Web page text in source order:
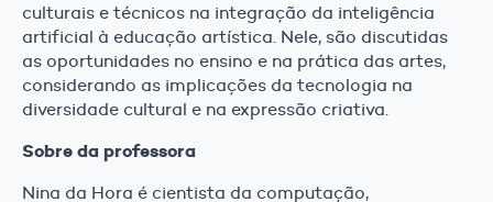
culturais e técnicos na integração da inteligência
artificial à educação artística. Nele, são discutidas
as oportunidades no ensino e na prática das artes,
considerando as implicações da tecnologia na
diversidade cultural e na expressão criativa.
Sobre da professora
Nina da Hora é cientista da computação,